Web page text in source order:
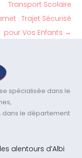
Transport Scolaire
: Trajet Sécurisé
pour Vos Enfants →
spécialisée dans le
dans le département
alentours d’Albi